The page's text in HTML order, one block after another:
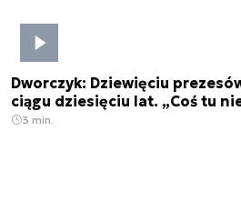
Dworczyk: Dziewięciu
ciągu dziesięciu lat. „Coś tu
3 min.